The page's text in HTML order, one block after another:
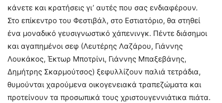
κάνετε και κρατήσεις γι’ αυτές που σας ενδιαφέρουν.
Στο επίκεντρο του Φεστιβάλ, στο Εστιατόριο, θα στηθεί
ένα μοναδικό γευσιγνωστικό χάπενινγκ. Πέντε διάσημοι
και αγαπημένοι σεφ (Λευτέρης Λαζάρου, Γιάννης
Λουκάκος, Έκτωρ Μποτρίνι, Γιάννης Μπαξεβάνης,
Δημήτρης Σκαρμούτσος) ξεφυλλίζουν παλιά τετράδια,
θυμούνται χαρούμενα οικογενειακά τραπεζώματα και
προτείνουν τα προσωπικά τους χριστουγεννιάτικα πιάτα.